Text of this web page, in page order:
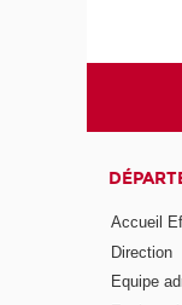
Accueil
Direction
Equipe